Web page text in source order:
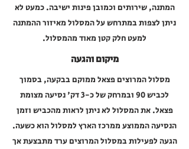
המתנה, שירותים וכמובן פינות ישיבה. כמעט לא
ניתן לצפות במתרחש על המסלול מאיזור ההמתנה
למעט חלק קטן מאוד מהמסלול.
מיקום והגעה
מסלול המרוצים פצאל ממוקם בבקעה, בסמוך
לכביש 90 ובמרחק של כ-3 דק' נסיעה מצומת
פצאל. את המסלול לא ניתן לראות מהכביש וזמן
הנסיעה הממוצע ממרכז הארץ למסלול הוא כשעה.
הגעה לפעילות במסלול המרוצים ערד מתבצעת אך